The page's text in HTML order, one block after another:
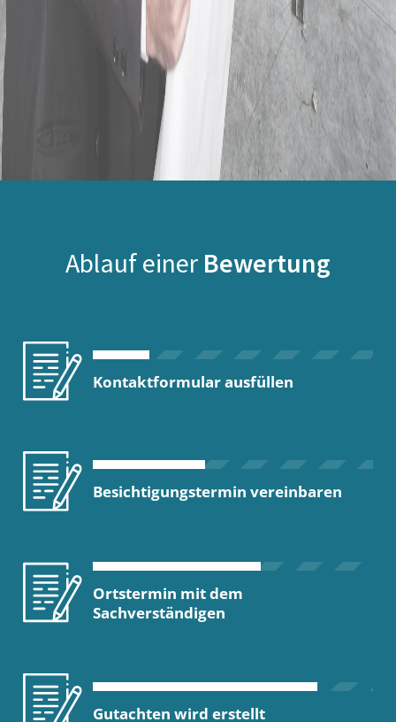
Ablauf einer Bewertung
Kontaktformular ausfüllen
Besichtigungstermin vereinbaren
Ortstermin mit dem
Sachverständigen
Gutachten wird erstellt